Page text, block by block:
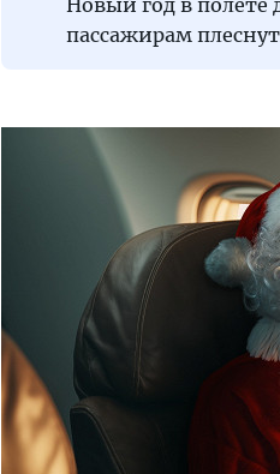
Новый год в
пассажирам